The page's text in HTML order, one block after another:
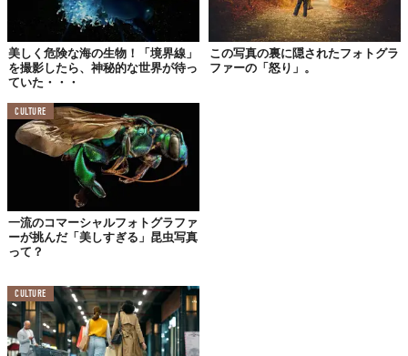
美しく危険な海の生物！「境界線」
を撮影したら、神秘的な世界が待っ
ていた・・・
この写真の裏に隠されたフォトグラ
ファーの「怒り」。
CULTURE
一流のコマーシャルフォトグラファ
ーが挑んだ「美しすぎる」昆虫写真
って？
CULTURE